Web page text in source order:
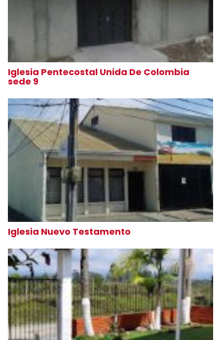
Iglesia Pentecostal Unida De Colombia
sede 9
Iglesia Nuevo Testamento